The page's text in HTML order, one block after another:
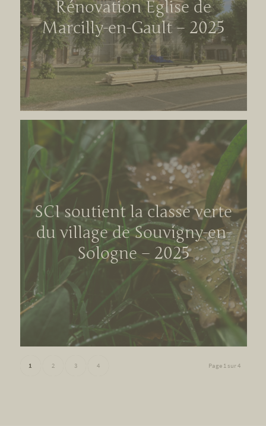
Rénovation Eglise de
Marcilly-en-Gault – 2025
SCI soutient la classe verte
du village de Souvigny-en-
Sologne – 2025
Page 1 sur 4
1 2 3 4